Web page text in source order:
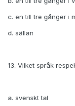
c. en till tre gånger i
d. sällan
13. Vilket språk
a. svenskt tal